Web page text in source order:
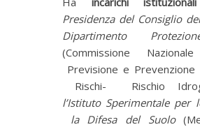
Presidenza del Consiglio
Dipartimento
(Commissione
Previsione e Prevenzione
Rischi- Rischio
l’Istituto Sperimentale per
la Difesa del Suolo